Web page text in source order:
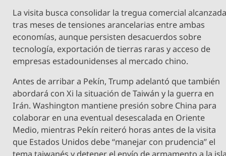
La visita busca consolidar la tregua comercial
tras meses de tensiones arancelarias entre ambas
economías, aunque persisten desacuerdos sobre
tecnología, exportación de tierras raras y acceso de
empresas estadounidenses al mercado chino.
Antes de arribar a Pekín, Trump adelantó que también
abordará con Xi la situación de Taiwán y la guerra en
Irán. Washington mantiene presión sobre China para
colaborar en una eventual desescalada en Oriente
Medio, mientras Pekín reiteró horas antes de la visita
que Estados Unidos debe “manejar con prudencia” el